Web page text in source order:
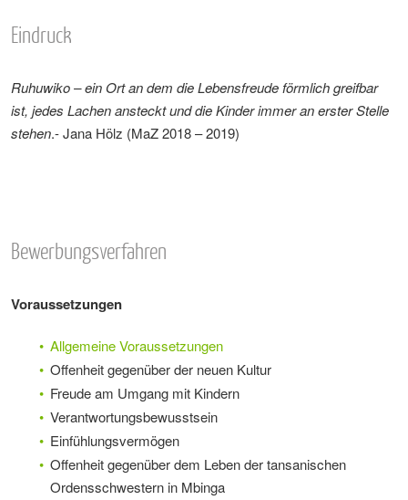
Eindruck
Ruhuwiko – ein Ort an dem die Lebensfreude förmlich greifbar
ist, jedes Lachen ansteckt und die Kinder immer an erster Stelle
stehen.- Jana Hölz (MaZ 2018 – 2019)
Bewerbungsverfahren
Voraussetzungen
Allgemeine Voraussetzungen
Offenheit gegenüber der neuen Kultur
Freude am Umgang mit Kindern
Verantwortungsbewusstsein
Einfühlungsvermögen
Offenheit gegenüber dem Leben der tansanischen
Ordensschwestern in Mbinga